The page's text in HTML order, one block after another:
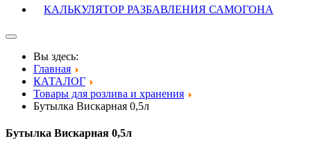
КАЛЬКУЛЯТОР РАЗБАВЛЕНИЯ САМОГОНА
Вы здесь:
Главная
КАТАЛОГ
Товары для розлива и хранения
Бутылка Вискарная 0,5л
Бутылка Вискарная 0,5л